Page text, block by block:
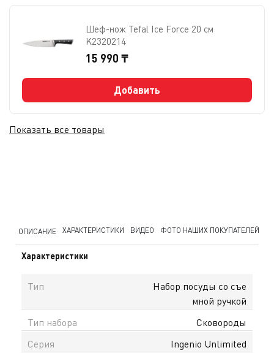
Шеф-нож Tefal Ice Force 20 см
K2320214
15 990 ₸
Добавить
Показать все товары
ОПИСАНИЕ ХАРАКТЕРИСТИКИ ВИДЕО ФОТО НАШИХ ПОКУПАТЕЛЕЙ
Характеристики
Тип
Набор посуды со съе
мной ручкой
Тип набора
Сковороды
Серия
Ingenio Unlimited